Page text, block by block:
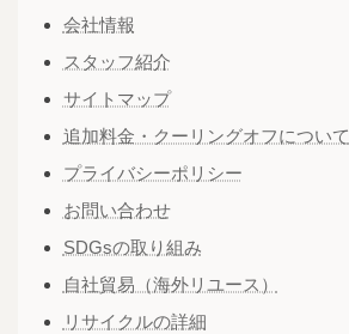
会社情報
スタッフ紹介
サイトマップ
追加料金・クーリングオフについて
プライバシーポリシー
お問い合わせ
SDGsの取り組み
自社貿易（海外リユース）
リサイクルの詳細